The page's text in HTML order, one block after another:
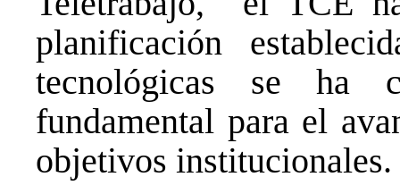
planificación
tecnológicas se
fundamental para el
objetivos institucionales.